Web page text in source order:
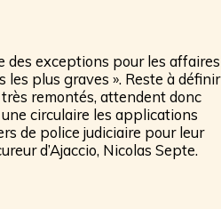
des exceptions pour les affaires
plus graves ». Reste à définir
remontés, attendent donc
circulaire les applications
de police judiciaire pour leur
d’Ajaccio, Nicolas Septe.